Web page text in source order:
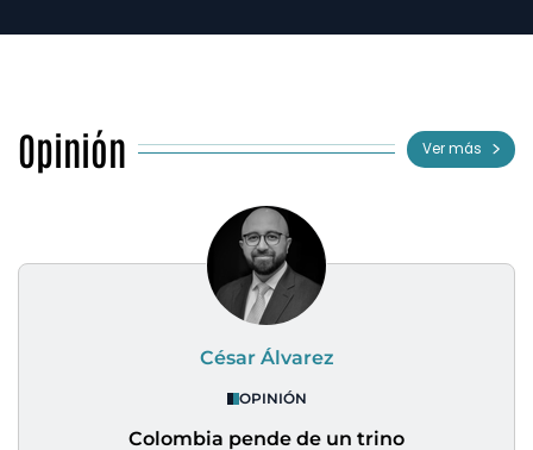
Opinión Ver más
César Álvarez
OPINIÓN
Colombia pende de un trino